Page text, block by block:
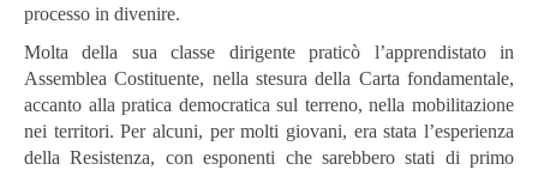
processo in divenire.
Molta della sua classe dirigente praticò l’apprendistato in
Assemblea Costituente, nella stesura della Carta fondamentale,
accanto alla pratica democratica sul terreno, nella mobilitazione
nei territori. Per alcuni, per molti giovani, era stata l’esperienza
della Resistenza, con esponenti che sarebbero stati di primo